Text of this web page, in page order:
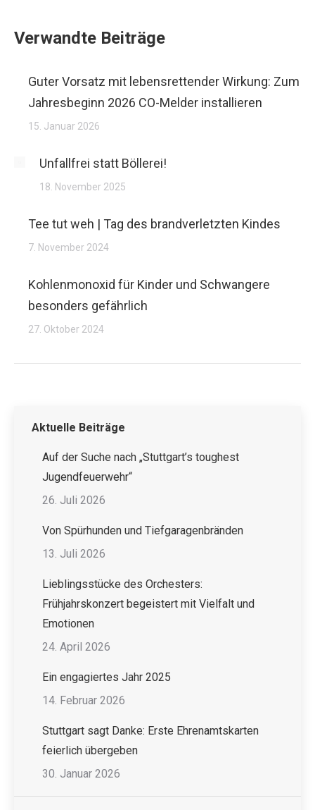
Verwandte Beiträge
Guter Vorsatz mit lebensrettender Wirkung: Zum
Jahresbeginn 2026 CO-Melder installieren
15. Januar 2026
Unfallfrei statt Böllerei!
18. November 2025
Tee tut weh | Tag des brandverletzten Kindes
7. November 2024
Kohlenmonoxid für Kinder und Schwangere
besonders gefährlich
27. Oktober 2024
Aktuelle Beiträge
Auf der Suche nach „Stuttgart’s toughest
Jugendfeuerwehr“
26. Juli 2026
Von Spürhunden und Tiefgaragenbränden
13. Juli 2026
Lieblingsstücke des Orchesters:
Frühjahrskonzert begeistert mit Vielfalt und
Emotionen
24. April 2026
Ein engagiertes Jahr 2025
14. Februar 2026
Stuttgart sagt Danke: Erste Ehrenamtskarten
feierlich übergeben
30. Januar 2026